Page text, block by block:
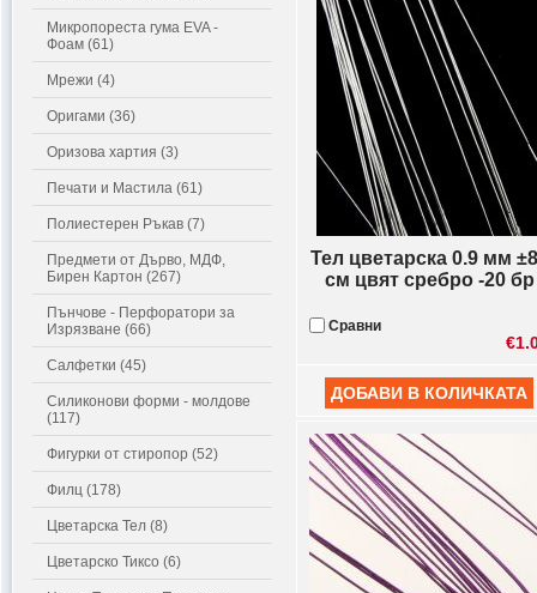
Микропореста гума EVA -
Фоам (61)
Мрежи (4)
Оригами (36)
Оризова хартия (3)
Печати и Мастила (61)
Полиестерен Ръкав (7)
Предмети от Дърво, МДФ,
Бирен Картон (267)
Пънчове - Перфоратори за
Изрязване (66)
Салфетки (45)
Силиконови форми - молдове
(117)
Фигурки от стиропор (52)
Филц (178)
Цветарска Тел (8)
Цветарско Тиксо (6)
Тел цветарска 0.9 мм
см цвят сребро -20 бр
Сравни